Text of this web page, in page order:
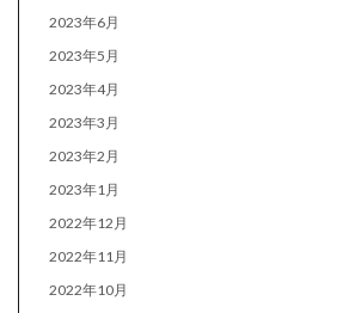
2023年6月
2023年5月
2023年4月
2023年3月
2023年2月
2023年1月
2022年12月
2022年11月
2022年10月